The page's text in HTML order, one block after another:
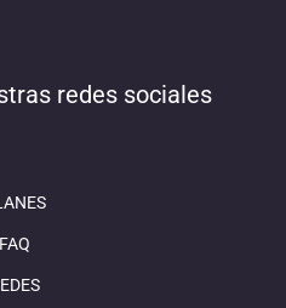
redes sociales
FAQ